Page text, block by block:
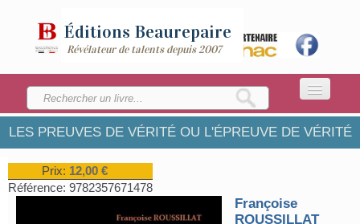
Éditions Beaurepaire
Révélateur de talents depuis 2007
ACCUEIL
LA MAISON
CATALOGUE
LES PREUVES DE VÉRITÉ OU L'ÉPREUVE DE VÉRITÉ
Prix: 12,00 €
Référence: 9782357671478
Françoise
ROUSSILLAT